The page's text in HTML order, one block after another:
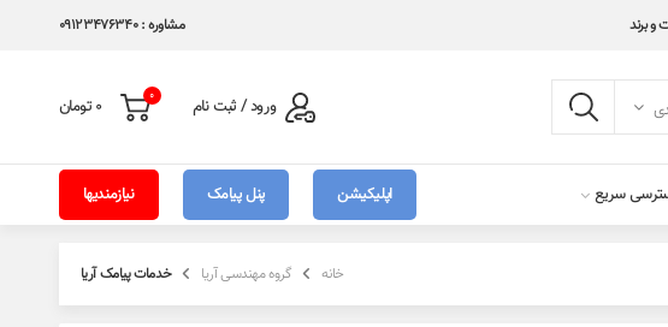
برند مشاوره : 09123476340
ورود / ثبت نام 0
0 تومان
سریع اپلیکیشن پنل پیامک نیازمندیها
خانه گروه مهندسی آریا خدمات پیامک آریا